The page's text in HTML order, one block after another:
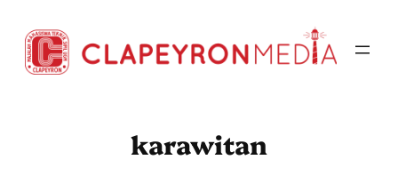
content
karawitan